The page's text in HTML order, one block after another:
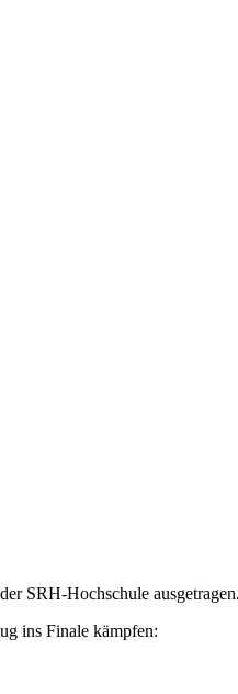
SRH-Hochschule ausgetragen.
ins Finale kämpfen: